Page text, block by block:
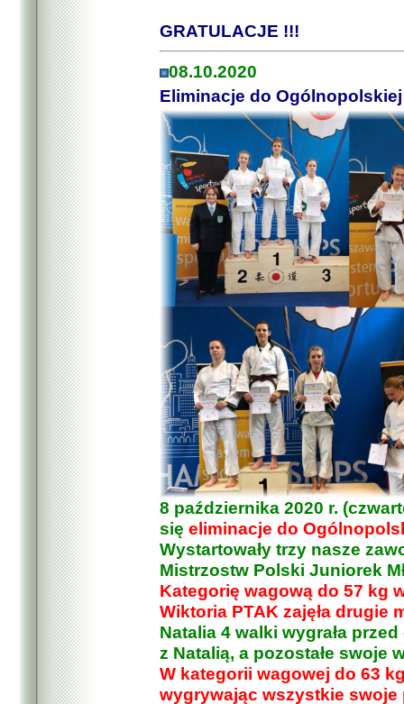
GRATULACJE !!!
08.10.2020
Eliminacje do
8 października 2020 r.
się eliminacje do
Wystartowały trzy nasze
Mistrzostw Polski Juniorek
Kategorię wagową do 57 kg
Wiktoria PTAK zajęła drugie
Natalia 4 walki wygrała
z Natalią, a pozostałe swoje
W kategorii wagowej do 63
wygrywając wszystkie swoje